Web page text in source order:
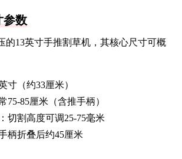
参数
的13英寸手推割草机，其核心尺寸可概
寸（约33厘米）
75-85厘米（含推手柄）
切割高度可调25-75毫米
柄折叠后约45厘米